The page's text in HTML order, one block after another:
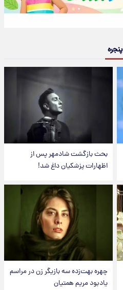
پنجره
بحث بازگشت شادمهر پس از
اظهارات پزشکیان داغ شد!
چهره بهت‌زده سه بازیگر زن در مراسم
یادبود مریم همتیان